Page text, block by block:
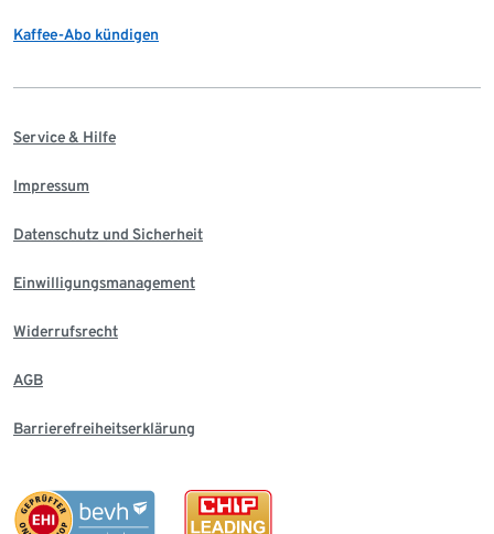
Kaffee-Abo kündigen
Service & Hilfe
Impressum
Datenschutz und Sicherheit
Einwilligungsmanagement
Widerrufsrecht
AGB
Barrierefreiheitserklärung